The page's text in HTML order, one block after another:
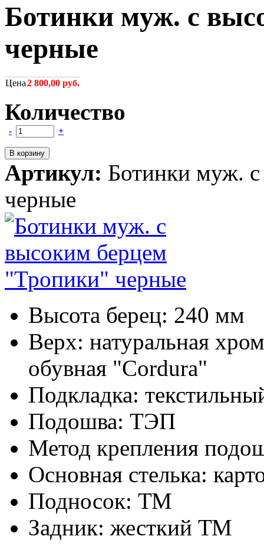
Ботинки муж. с
черные
Цена2 800,00 руб.
Количество
- +
Артикул: Ботинки муж.
черные
Высота берец: 240 мм
Верх: натуральная
обувная "Cordura"
Подкладка:
Подошва: ТЭП
Метод крепления
Основная стелька:
Подносок: ТМ
Задник: жесткий ТМ